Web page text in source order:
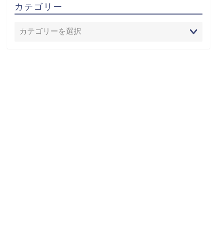
カテゴリー